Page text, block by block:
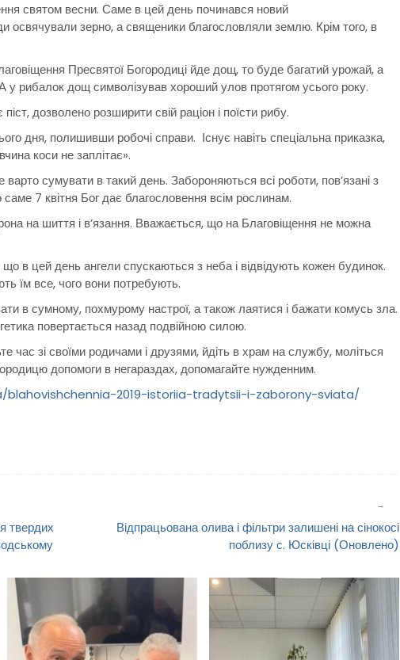
святом весни. Саме в цей день починався новий
освячували зерно, а священики благословляли землю. Крім того, в
Пресвятої Богородиці йде дощ, то буде багатий урожай, а
у рибалок дощ символізував хороший улов протягом усього року.
дозволено розширити свій раціон і поїсти рибу.
дня, полишивши робочі справи. Існує навіть спеціальна приказка,
коси не заплітає».
сумувати в такий день. Забороняються всі роботи, пов’язані з
7 квітня Бог дає благословення всім рослинам.
на шиття і в’язання. Вважається, що на Благовіщення не можна
що в цей день ангели спускаються з неба і відвідують кожен будинок.
їм все, чого вони потребують.
в сумному, похмурому настрої, а також лаятися і бажати комусь зла.
повертається назад подвійною силою.
час зі своїми родичами і друзями, йдіть в храм на службу, моліться
допомоги в негараздах, допомагайте нужденним.
2019-istoriia-tradytsii-i-zaborony-sviata/
твердих
Відпрацьована олива і фільтри залишені на сінокосі
поблизу с. Юсківці (Оновлено)